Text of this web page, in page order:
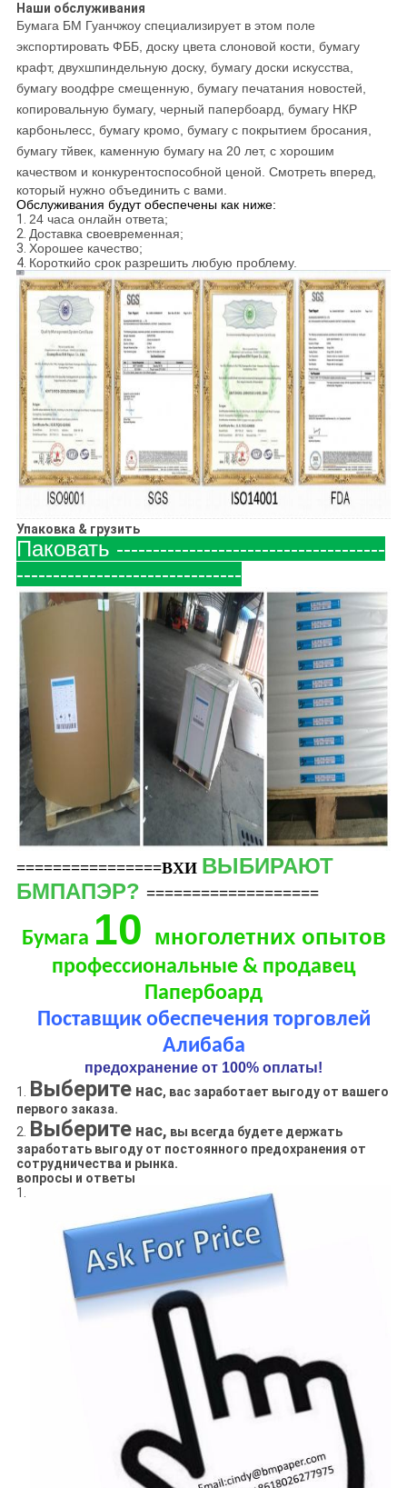
Наши обслуживания
Бумага БМ Гуанчжоу специализирует в этом поле
экспортировать ФББ, доску цвета слоновой кости, бумагу
крафт, двухшпиндельную доску, бумагу доски искусства,
бумагу воодфре смещенную, бумагу печатания новостей,
копировальную бумагу, черный папербоард, бумагу НКР
карбоньлесс, бумагу кромо, бумагу с покрытием бросания,
бумагу тйвек, каменную бумагу на 20 лет, с хорошим
качеством и конкурентоспособной ценой. Смотретьвперед,
который нужно объединить с вами.
Обслуживания будут обеспечены как ниже:
1. 24 часа онлайн ответа;
2. Доставка своевременная;
3. Хорошее качество;
4. Короткийо срок разрешить любую проблему.
Упаковка & грузить
Паковать -------------------------------------
-------------------------------
================ВХИ ВЫБИРАЮТ
БМПАПЭР? ===================
Бумага 10 многолетних опытов
профессиональные & продавец
Папербоард
Поставщик обеспечения торговлей
Алибаба
предохранение от 100% оплаты!
1. Выберитенас, вас заработает выгоду от вашего
первого заказа.
2. Выберитенас, вы всегда будете держать
заработать выгоду от постоянного предохранения от
сотрудничества и рынка.
вопросы и ответы
1.